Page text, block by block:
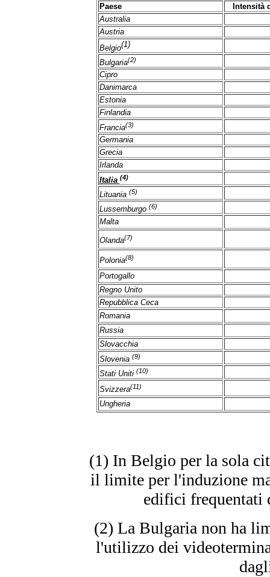
Paese
Intensità
Australia
Austria
Belgio(1)
Bulgaria(2)
Cipro
Danimarca
Estonia
Finlandia
Francia(3)
Germania
Grecia
Irlanda
Italia (4)
Lituania (5)
Lussemburgo (6)
Malta
Olanda(7)
Polonia(8)
Portogallo
Regno Unito
Repubblica Ceca
Romania
Russia
Slovacchia
Slovenia (9)
Stati Uniti (10)
Svizzera(11)
Ungheria
(1) In Belgio per la sola
il limite per l'induzione
edifici frequentati
(2) La Bulgaria non ha
l'utilizzo dei